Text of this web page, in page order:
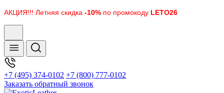
АКЦИЯ!!! Летняя скидка -10% по промокоду LETO26
+7 (495) 374-0102 +7 (800) 777-0102
Заказать обратный звонок